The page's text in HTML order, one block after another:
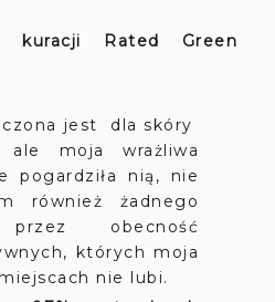
kuracji Rated Green
jest dla skóry
ale moja wrażliwa
pogardziła nią, nie
również żadnego
przez obecność
których moja
nie lubi.